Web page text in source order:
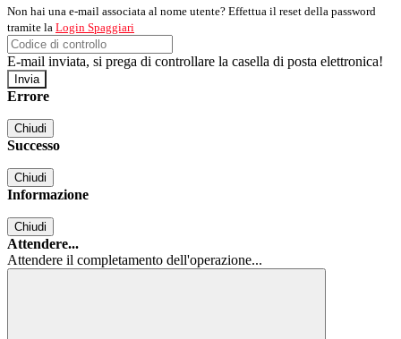
Non hai una e-mail associata al nome utente? Effettua il reset della password
tramite la Login Spaggiari
E-mail inviata, si prega di controllare la casella di posta elettronica!
Errore
Chiudi
Successo
Chiudi
Informazione
Chiudi
Attendere...
Attendere il completamento dell'operazione...